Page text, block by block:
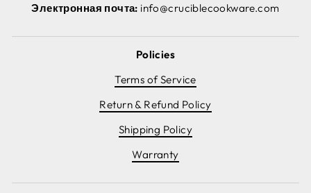
Электронная почта: info@cruciblecookware.com
Policies
Terms of Service
Return & Refund Policy
Shipping Policy
Warranty